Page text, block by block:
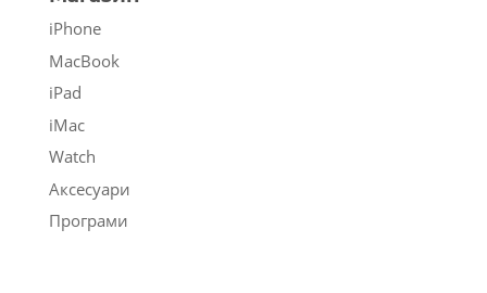
iPhone
MacBook
iPad
iMac
Watch
Аксесуари
Програми